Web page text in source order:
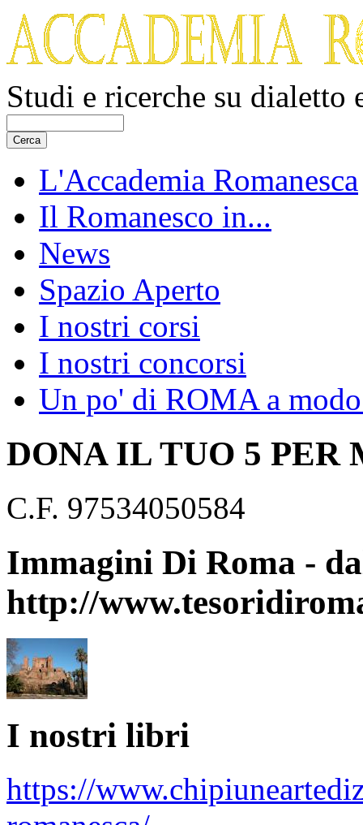
Studi e ricerche su
L'Accademia Romanesca
Il Romanesco in...
News
Spazio Aperto
I nostri corsi
I nostri concorsi
Un po' di ROMA a
DONA IL TUO 5 PER
C.F. 97534050584
Immagini Di Roma -
http://
I nostri libri
https://